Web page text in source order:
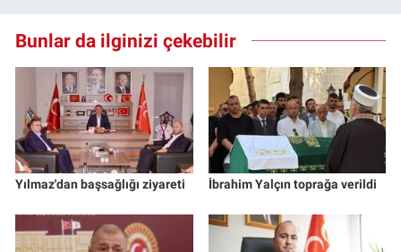
Bunlar da ilginizi çekebilir
Yılmaz'dan başsağlığı ziyareti İbrahim Yalçın toprağa verildi